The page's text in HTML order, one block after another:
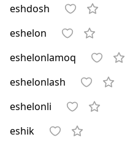
eshdosh
eshelon
eshelonlamoq
eshelonlash
eshelonli
eshik